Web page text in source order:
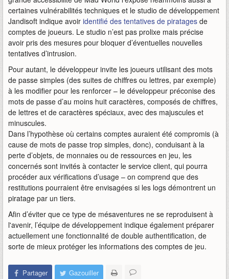
certaines vulnérabilités techniques et le studio de développement
Jandisoft indique avoir identifié des tentatives de piratages de
comptes de joueurs. Le studio n’est pas prolixe mais précise
avoir pris des mesures pour bloquer d’éventuelles nouvelles
tentatives d’intrusion.
Pour autant, le développeur invite les joueurs utilisant des mots
de passe simples (des suites de chiffres ou lettres, par exemple)
à les modifier pour les renforcer – le développeur préconise des
mots de passe d’au moins huit caractères, composés de chiffres,
de lettres et de caractères spéciaux, avec des majuscules et
minuscules.
Dans l’hypothèse où certains comptes auraient été compromis (à
cause de mots de passe trop simples, donc), conduisant à la
perte d’objets, de monnaies ou de ressources en jeu, les
concernés sont invités à contacter le service client, qui pourra
procéder aux vérifications d’usage – on comprend que des
restitutions pourraient être envisagées si les logs démontrent un
piratage par un tiers.
Afin d’éviter que ce type de mésaventures ne se reproduisent à
l'avenir, l’équipe de développement indique également préparer
actuellement une fonctionnalité de double authentification, de
sorte de mieux protéger les informations des comptes de jeu.
Partager Gazouiller